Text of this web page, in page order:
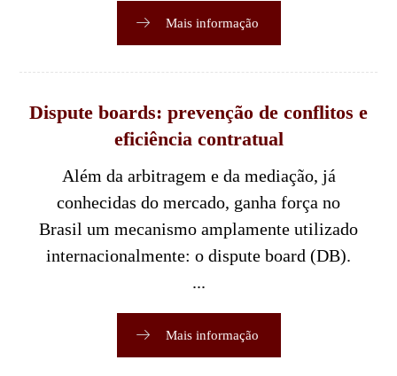
Mais informação
Dispute boards: prevenção de conflitos e
eficiência contratual
Além da arbitragem e da mediação, já
conhecidas do mercado, ganha força no
Brasil um mecanismo amplamente utilizado
internacionalmente: o dispute board (DB).
...
Mais informação